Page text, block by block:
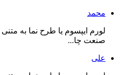
محمد
لورم ایپسوم یا طرح‌ نما به
صنعت چا...
علی